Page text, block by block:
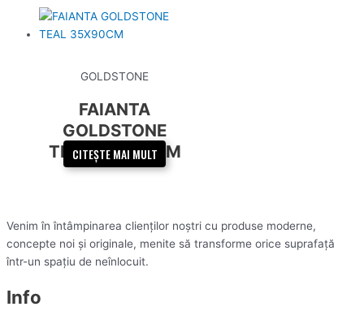
GOLDSTONE
FAIANTA
GOLDSTONE
TEAL 35X90CM
CITEȘTE MAI MULT
Venim în întâmpinarea clienților noștri cu produse moderne,
concepte noi și originale, menite să transforme orice suprafață
într-un spațiu de neînlocuit.
Info